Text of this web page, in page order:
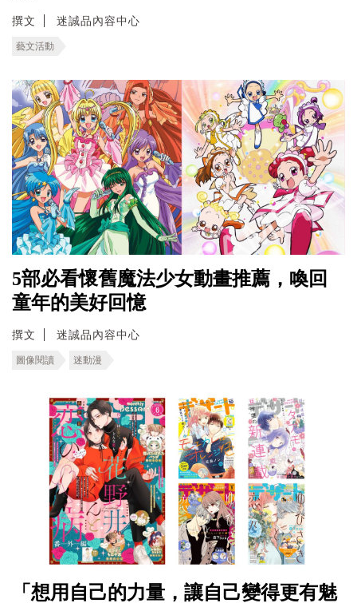
撰文 迷誠品內容中心
藝文活動
5部必看懷舊魔法少女動畫推薦，喚回
童年的美好回憶
撰文 迷誠品內容中心
圖像閱讀 迷動漫
「想用自己的力量，讓自己變得更有魅